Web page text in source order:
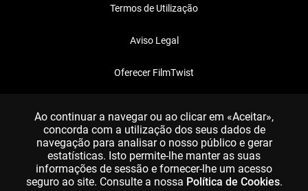
Termos de Utilização
Aviso Legal
Oferecer FilmTwist
Ao continuar a navegar ou ao clicar em «Aceitar»,
concorda com a utilização dos seus dados de
navegação para analisar o nosso público e gerar
estatísticas. Isto permite-lhe manter as suas
informações de sessão e fornecer-lhe um acesso
seguro ao site. Consulte a nossa Política de Cookies.